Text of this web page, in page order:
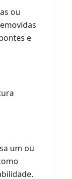
ou
e
um ou